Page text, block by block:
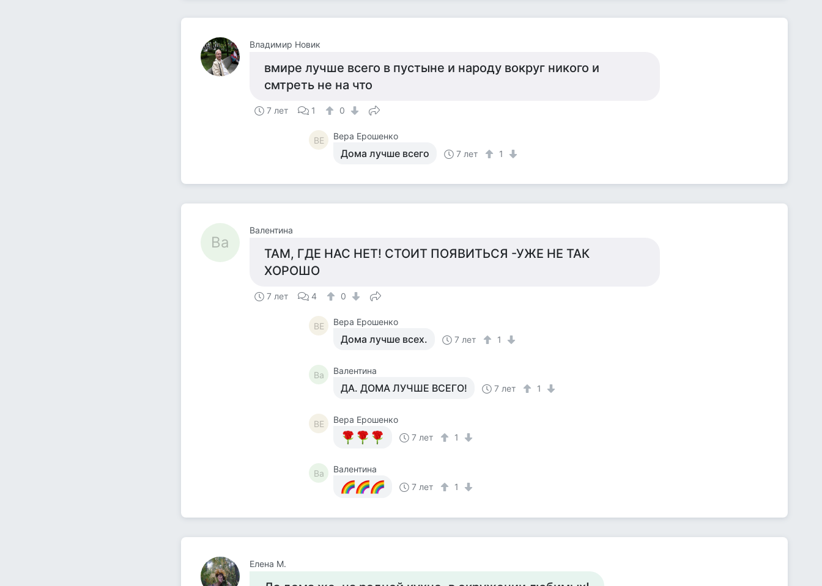
Владимир Новик
вмире лучше всего в пустыне и народу вокруг никого и
смтреть не на что
7 лет 1 0
ВЕ Вера Ерошенко
Дома лучше всего 7 лет 1
Ва
Валентина
ТАМ, ГДЕ НАС НЕТ! СТОИТ ПОЯВИТЬСЯ -УЖЕ НЕ ТАК
ХОРОШО
7 лет 4 0
ВЕ Вера Ерошенко
Дома лучше всех. 7 лет 1
Ва Валентина
ДА. ДОМА ЛУЧШЕ ВСЕГО! 7 лет 1
ВЕ
Вера Ерошенко
7 лет
1
Ва
Валентина
7 лет
1
Елена М.